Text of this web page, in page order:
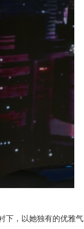
下，以她独有的优雅气